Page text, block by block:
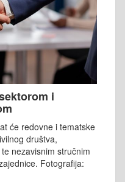
i
će redovne i tematske
društva,
nezavisnim stručnim
Fotografija: